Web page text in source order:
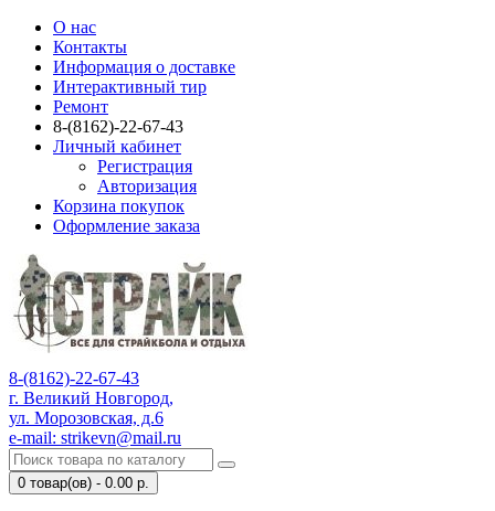
О нас
Контакты
Информация о доставке
Интерактивный тир
Ремонт
8-(8162)-22-67-43
Личный кабинет
Регистрация
Авторизация
Корзина покупок
Оформление заказа
8-(8162)-22-67-43
г. Великий Новгород,
ул. Морозовская, д.6
e-mail: strikevn@mail.ru
0 товар(ов) - 0.00 р.